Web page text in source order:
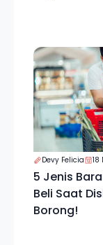
Devy Felicia 18
5 Jenis
Beli Saat
Borong!